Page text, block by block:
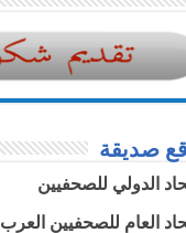
صديقة
الدولي للصحفيين
العام للصحفيين العرب